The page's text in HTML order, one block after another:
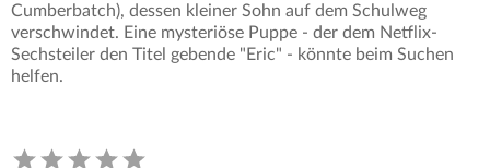
Cumberbatch), dessen kleiner Sohn auf dem Schulweg
verschwindet. Eine mysteriöse Puppe - der dem Netflix-
Sechsteiler den Titel gebende "Eric" - könnte beim Suchen
helfen.